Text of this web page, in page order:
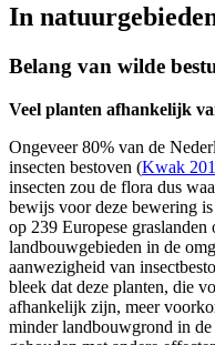
In
Belang van wilde
Veel planten afhankelijk
Ongeveer 80% van de
insecten bestoven (Kwak
insecten zou de flora dus
bewijs voor deze bewering
op 239 Europese
landbouwgebieden in de
aanwezigheid van
bleek dat deze planten, die
afhankelijk zijn, meer
minder landbouwgrond in